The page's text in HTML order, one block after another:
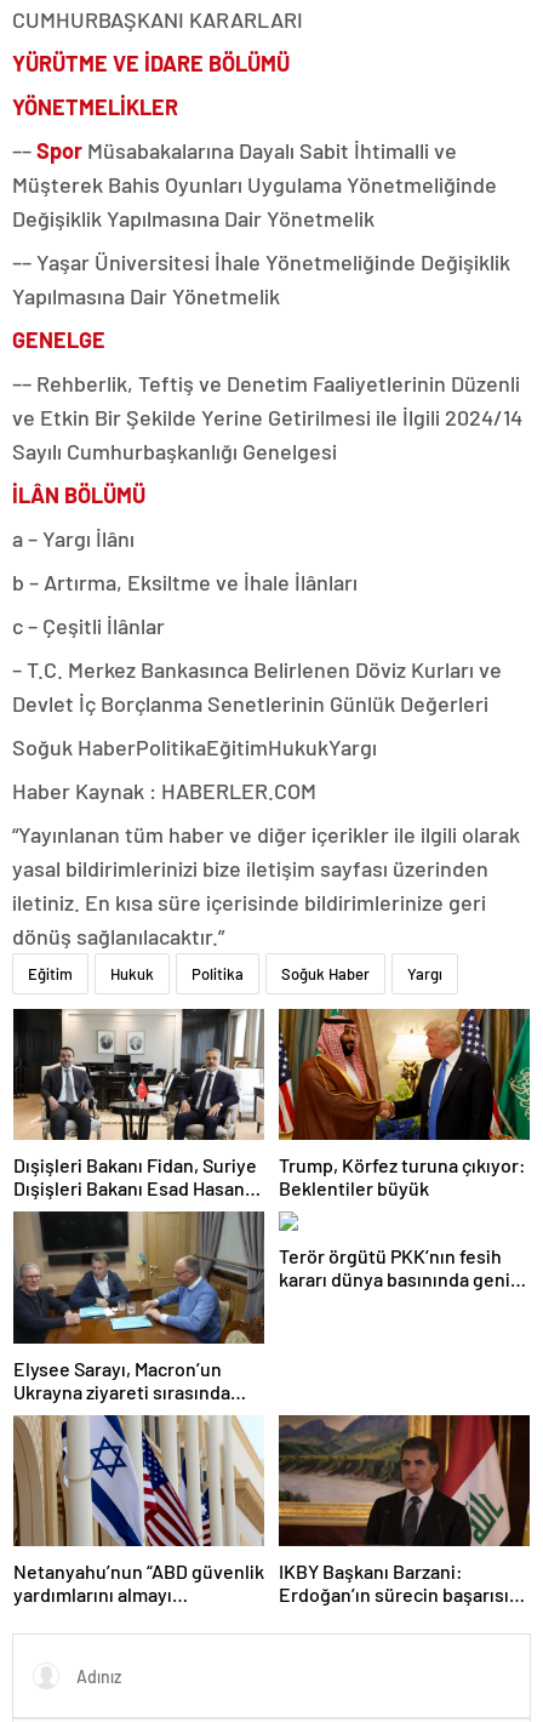
CUMHURBAŞKANI KARARLARI
YÜRÜTME VE İDARE BÖLÜMÜ
YÖNETMELİKLER
––Spor Müsabakalarına Dayalı Sabit İhtimalli ve
Müşterek Bahis Oyunları Uygulama Yönetmeliğinde
Değişiklik Yapılmasına Dair Yönetmelik
–– Yaşar Üniversitesi İhale Yönetmeliğinde Değişiklik
Yapılmasına Dair Yönetmelik
GENELGE
–– Rehberlik, Teftiş ve Denetim Faaliyetlerinin Düzenli
ve Etkin Bir Şekilde Yerine Getirilmesi ile İlgili 2024/14
Sayılı Cumhurbaşkanlığı Genelgesi
İLÂN BÖLÜMÜ
a – Yargı İlânı
b – Artırma, Eksiltme ve İhale İlânları
c – Çeşitli İlânlar
– T.C. Merkez Bankasınca Belirlenen Döviz Kurları ve
Devlet İç Borçlanma Senetlerinin Günlük Değerleri
Soğuk HaberPolitikaEğitimHukukYargı
Haber Kaynak : HABERLER.COM
“Yayınlanan tüm haber ve diğer içerikler ile ilgili olarak
yasal bildirimlerinizi bize iletişim sayfası üzerinden
iletiniz. En kısa süre içerisinde bildirimlerinize geri
dönüş sağlanılacaktır.”
Eğitim Hukuk Politika Soğuk Haber Yargı
Dışişleri Bakanı Fidan, Suriye
Dışişleri Bakanı Esad Hasan
Şeybani ile görüştü
Trump, Körfez turuna çıkıyor:
Beklentiler büyük
Elysee Sarayı, Macron’un
Ukrayna ziyareti sırasında
trende uyuşturucu kullandığı
iddiasını yalanladı
Terör örgütü PKK’nın fesih
kararı dünya basınında geniş
Netanyahu’nun “ABD güvenlik
yardımlarını almayı
kalabileceklerini” söylediği
iddiası
IKBY Başkanı Barzani:
Erdoğan’ın sürecin başarısı
takdirle karşılıyoruz